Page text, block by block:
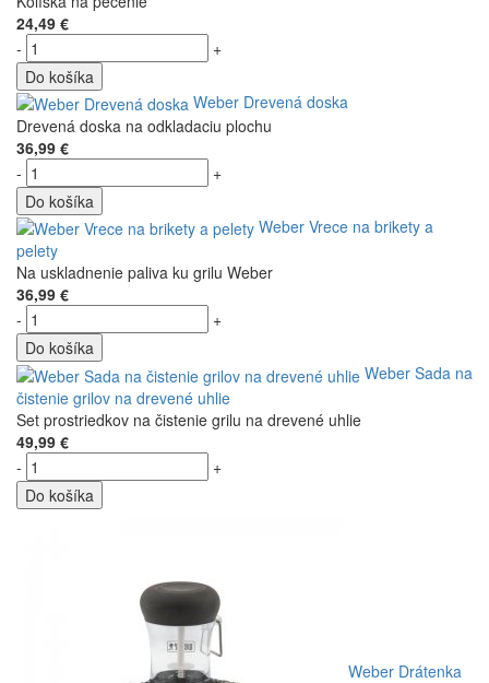
24,49 €
-
+
Do košíka
Weber Drevená doska
Drevená doska na odkladaciu plochu
36,99 €
-
+
Do košíka
Weber Vrece na brikety a
pelety
Na uskladnenie paliva ku grilu Weber
36,99 €
-
+
Do košíka
Weber Sada na
čistenie grilov na drevené uhlie
Set prostriedkov na čistenie grilu na drevené uhlie
49,99 €
-
+
Do košíka
Weber Drátenka